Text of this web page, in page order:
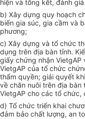
hiện và tổng kết, đánh
b) Xây dựng quy hoạch
biến gia súc, gia cầm và
phương;
c) Xây dựng và tổ chức
dụng trên địa bàn tỉnh.
giấy chứng nhận
VietgAP của tổ chức
thẩm quyền; giải quyết
về chăn nuôi trên địa
VietgAP cho các tổ chức,
d) Tổ chức triển khai
đảm bảo chất lượng, an